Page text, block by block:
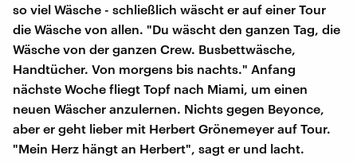
so viel Wäsche - schließlich wäscht er auf einer Tour
die Wäsche von allen. "Du wäscht den ganzen Tag, die
Wäsche von der ganzen Crew. Busbettwäsche,
Handtücher. Von morgens bis nachts." Anfang
nächste Woche fliegt Topf nach Miami, um einen
neuen Wäscher anzulernen. Nichts gegen Beyonce,
aber er geht lieber mit Herbert Grönemeyer auf Tour.
"Mein Herz hängt an Herbert", sagt er und lacht.